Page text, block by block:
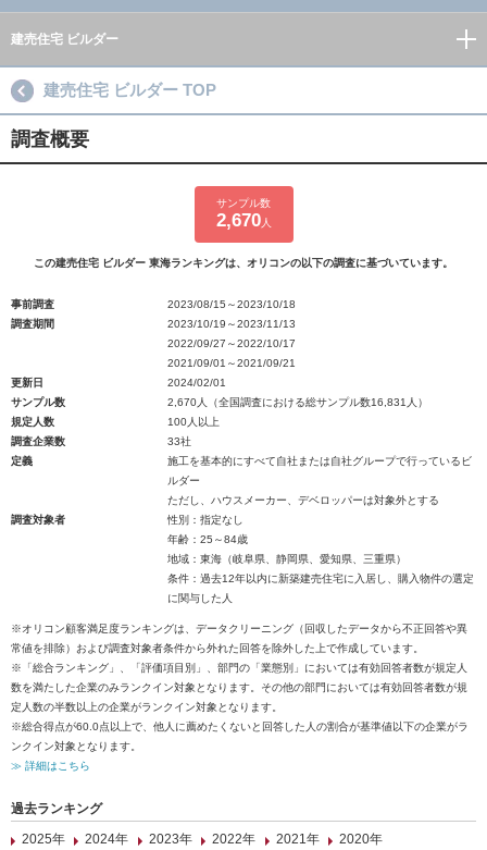
建売住宅 ビルダー
建売住宅 ビルダー TOP
調査概要
サンプル数
2,670人
この建売住宅 ビルダー 東海ランキングは、オリコンの以下の調査に基づいています。
事前調査
2023/08/15～2023/10/18
調査期間
2023/10/19～2023/11/13
2022/09/27～2022/10/17
2021/09/01～2021/09/21
更新日
2024/02/01
サンプル数
2,670人（全国調査における総サンプル数16,831人）
規定人数
100人以上
調査企業数
33社
定義
施工を基本的にすべて自社または自社グループで行っているビ
ルダー
ただし、ハウスメーカー、デベロッパーは対象外とする
調査対象者
性別：指定なし
年齢：25～84歳
地域：東海（岐阜県、静岡県、愛知県、三重県）
条件：過去12年以内に新築建売住宅に入居し、購入物件の選定
に関与した人
※オリコン顧客満足度ランキングは、データクリーニング（回収したデータから不正回答や異
常値を排除）および調査対象者条件から外れた回答を除外した上で作成しています。
※「総合ランキング」、「評価項目別」、部門の「業態別」においては有効回答者数が規定人
数を満たした企業のみランクイン対象となります。その他の部門においては有効回答者数が規
定人数の半数以上の企業がランクイン対象となります。
※総合得点が60.0点以上で、他人に薦めたくないと回答した人の割合が基準値以下の企業がラ
ンクイン対象となります。
≫ 詳細はこちら
過去ランキング
2025年
2024年 2023年 2022年 2021年 2020年